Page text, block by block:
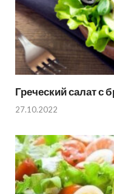
Греческий салат
27.10.2022